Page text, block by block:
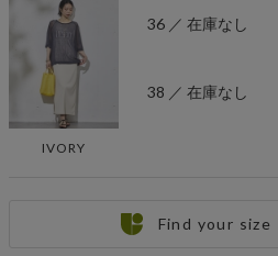
IVORY
36 ／ 在庫なし
38 ／ 在庫なし
Find your size